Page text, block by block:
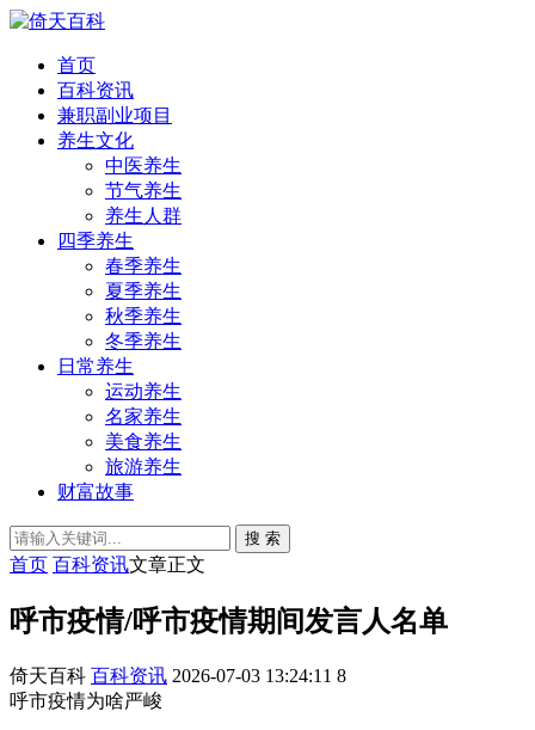
首页
百科资讯
兼职副业项目
养生文化
中医养生
节气养生
养生人群
四季养生
春季养生
夏季养生
秋季养生
冬季养生
日常养生
运动养生
名家养生
美食养生
旅游养生
财富故事
搜 索
首页 百科资讯文章正文
呼市疫情/呼市疫情期间发言人名单
倚天百科 百科资讯 2026-07-03 13:24:11 8
呼市疫情为啥严峻